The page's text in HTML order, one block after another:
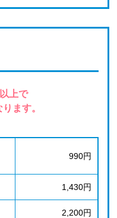
上で
ます。
990円
1,430円
2,200円